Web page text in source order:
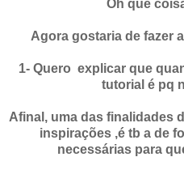
Oh que
Agora gostaria de fazer
1- Quero explicar que
tutorial é pq
Afinal, uma das finalidades
inspirações ,é tb a de
necessárias para